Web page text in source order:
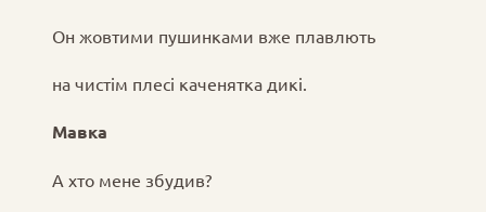
Он жовтими пушинками вже плавлють
на чистім плесі каченятка дикі.
Мавка
А хто мене збудив?